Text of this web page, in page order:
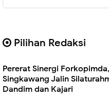
Pilihan Redaksi
Pererat Sinergi
Singkawang Jalin
Dandim dan Kajari